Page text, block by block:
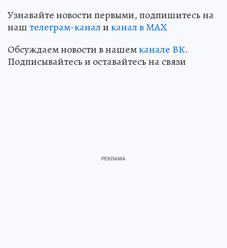
Узнавайте новости первыми, подпишитесь на
наштелеграм-каналиканал в МАХ
Обсуждаем новости в нашемканале ВК.
Подписывайтесь и оставайтесь на связи